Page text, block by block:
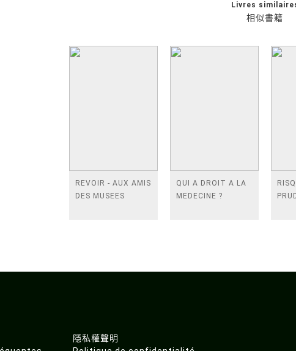
相似書籍
Livres
REVOIR - AUX AMIS
DES MUSEES
QUI A DROIT A LA
MEDECINE ?
隱私權聲明